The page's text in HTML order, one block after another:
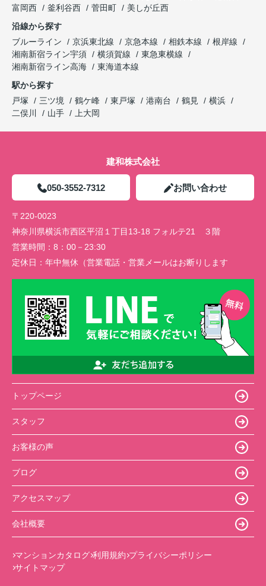
富岡西
釜利谷西 菅田町
美しが丘西
沿線から探す
ブルーライン
京浜東北線 京急本線 相鉄本線
根岸線
湘南新宿ライン宇須
横須賀線
東急東横線
湘南新宿ライン高海
東海道本線
駅から探す
戸塚
三ツ境 鶴ケ峰 東戸塚 港南台 鶴見
横浜
二俣川
山手 上大岡
建和株式会社
050-3552-7312 お問い合わせ
〒220-0023
神奈川県横浜市西区平沼１丁目13-18 フォルテ21 ３階
営業時間： 8：00－23:30
定休日： 年中無休（営業電話・営業メールはお断りします
トップページ
スタッフ
お客様の声
ブログ
アクセスマップ
会社概要
マンションカタログ 利用規約 プライバシーポリシー
サイトマップ